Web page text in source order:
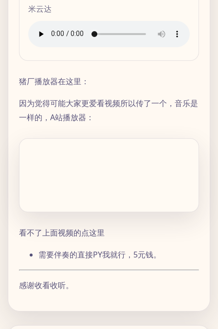
米云达
猪厂播放器在这里：
因为觉得可能大家更爱看视频所以传了一个，音乐是
一样的，A站播放器：
看不了上面视频的点这里
需要伴奏的直接PY我就行，5元钱。
感谢收看收听。